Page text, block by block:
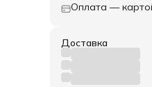
Оплата —
Доставка